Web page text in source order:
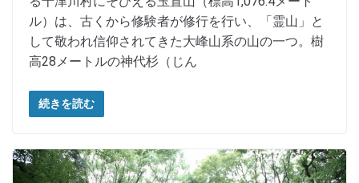
ル）は、古くから修験者が修行を行い、「霊山」と
して敬われ信仰されてきた大峰山系の山の一つ。樹
高28メートルの神代杉（じん
続きを読む